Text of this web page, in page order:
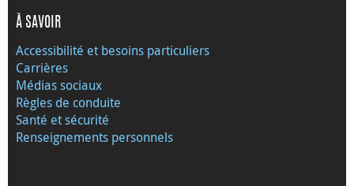
À SAVOIR
Accessibilité et besoins particuliers
Carrières
Médias sociaux
Règles de conduite
Santé et sécurité
Renseignements personnels